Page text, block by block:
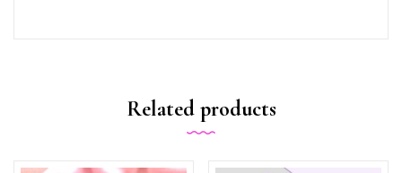
Related products